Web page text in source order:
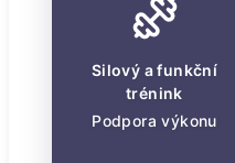
Silový a funkční
trénink
Podpora výkonu